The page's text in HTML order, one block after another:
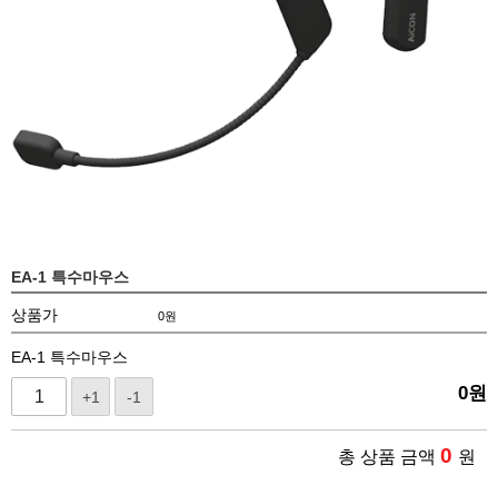
EA-1 특수마우스
상품가 0원
EA-1 특수마우스
+1 -1 0원
총 상품 금액 0 원